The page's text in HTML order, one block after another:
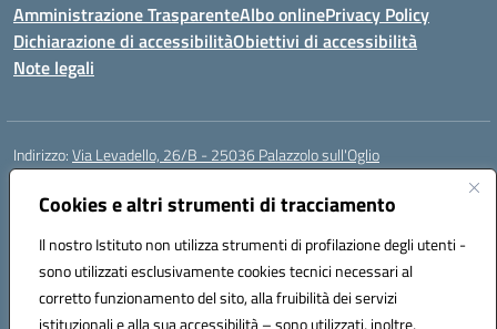
Cookies e altri strumenti di tracciamento
Il nostro Istituto non utilizza strumenti di profilazione degli utenti -
sono utilizzati esclusivamente cookies tecnici necessari al
corretto funzionamento del sito, alla fruibilità dei servizi
istituzionali e alla sua accessibilità – sono utilizzati, inoltre,
Amministrazione TrasparenteAlbo onlinePrivacy Policy
Dichiarazione di accessibilitàObiettivi di accessibilità
Note legali
Indirizzo:Via Levadello, 26/B - 25036 Palazzolo sull'Oglio
Centralino:
Posta elettronica certificata (PEC):bsis01800p@pec.istruzione.it
Codice fiscale: 91011920179
Codice meccanografico:BSIS01800P
Codice Indice delle Pubbliche Amministrazioni (IPA): istsc_bsis01800p
Codice unico di fatturazione (CUF): UFLUYU